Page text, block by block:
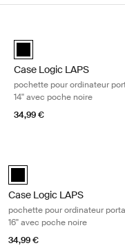
Case Logic LAPS laptop
Case Logic LAPS
pochette pour ordinateur
14'' avec poche noire
34,99 €
Case Logic LAPS laptop
Case Logic LAPS
pochette pour ordinateur
16'' avec poche noire
34,99 €